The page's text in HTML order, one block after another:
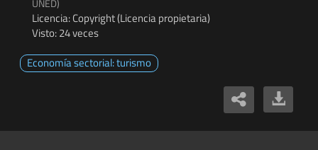
UNED)
Licencia: Copyright (Licencia propietaria)
Visto: 24 veces
Economía sectorial: turismo